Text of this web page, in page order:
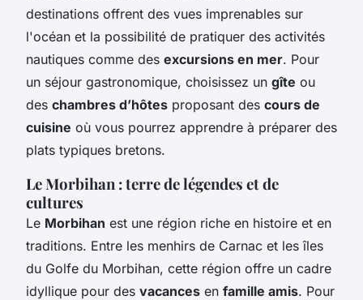
destinations offrent des vues imprenables sur
l'océan et la possibilité de pratiquer des activités
nautiques comme des excursions en mer. Pour
un séjour gastronomique, choisissez un gîte ou
des chambres d’hôtes proposant des cours de
cuisine où vous pourrez apprendre à préparer des
plats typiques bretons.
Le Morbihan : terre de légendes et de
cultures
Le Morbihan est une région riche en histoire et en
traditions. Entre les menhirs de Carnac et les îles
du Golfe du Morbihan, cette région offre un cadre
idyllique pour des vacances en famille amis. Pour